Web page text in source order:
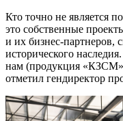
Кто точно не является
это собственные
и их бизнес-партнеров,
исторического
нам (продукция
отметил гендиректор